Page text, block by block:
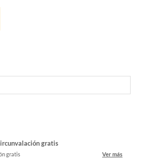
gratis
gratis Ver más